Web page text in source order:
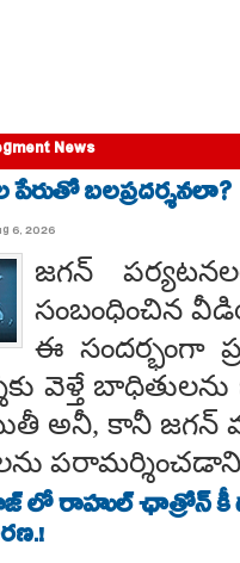
News
బలప్రదర్శనలా?
6, 2026
జగన్
సంబంధించిన
ఈ సందర్భంగా
వెళ్తే
అనీ, కానీ జగన్
లో రాహుల్ ఛాత్రోన్ కీ